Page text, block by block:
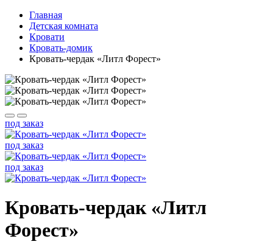
Главная
Детская комната
Кровати
Кровать-домик
Кровать-чердак «Литл Форест»
под заказ
под заказ
под заказ
Кровать-чердак «Литл
Форест»